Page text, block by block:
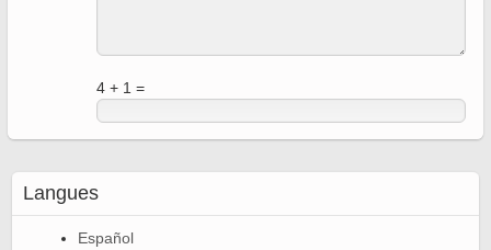
4 + 1 =
Langues
Español